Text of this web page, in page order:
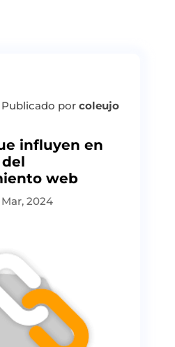
Publicado por coleujo
influyen en
web
2024